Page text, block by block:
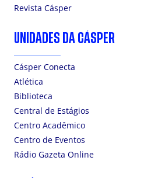
Revista Cásper
UNIDADES DA CÁSPER
Cásper Conecta
Atlética
Biblioteca
Central de Estágios
Centro Acadêmico
Centro de Eventos
Rádio Gazeta Online